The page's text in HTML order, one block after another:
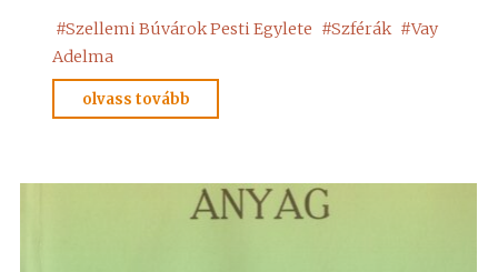
#Szellemi Búvárok Pesti Egylete #Szférák #Vay
Adelma
olvass tovább
–